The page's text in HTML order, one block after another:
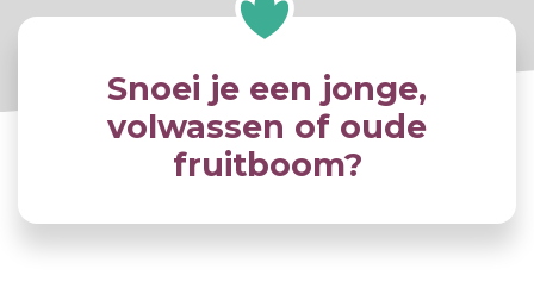
Snoei je een jonge,
volwassen of oude
fruitboom?